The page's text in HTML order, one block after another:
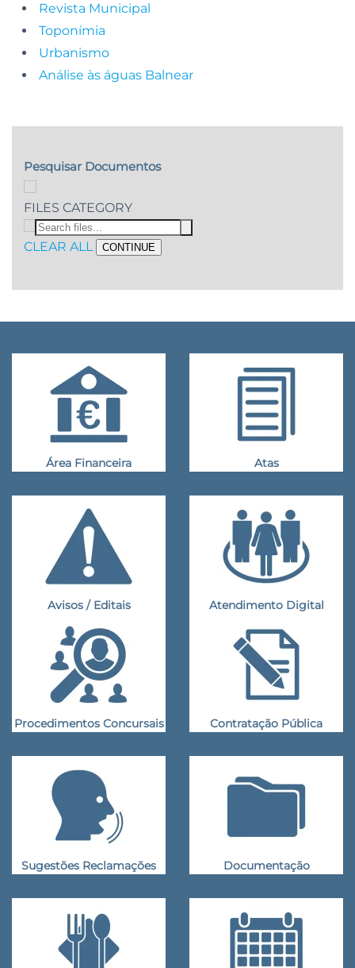
Revista Municipal
Toponímia
Urbanismo
Análise às águas Balnear
Pesquisar Documentos
FILES CATEGORY
CLEAR ALL CONTINUE
Área Financeira Atas
Avisos / Editais Atendimento Digital
Procedimentos Concursais Contratação Pública
Sugestões Reclamações Documentação